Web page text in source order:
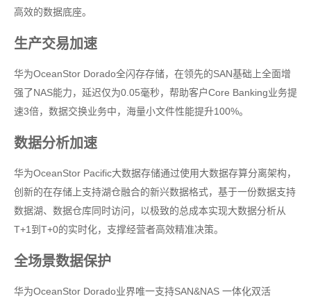
高效的数据底座。
生产交易加速
华为OceanStor Dorado全闪存存储，在领先的SAN基础上全面增
强了NAS能力，延迟仅为0.05毫秒，帮助客户Core Banking业务提
速3倍，数据交换业务中，海量小文件性能提升100%。
数据分析加速
华为OceanStor Pacific大数据存储通过使用大数据存算分离架构，
创新的在存储上支持湖仓融合的新兴数据格式，基于一份数据支持
数据湖、数据仓库同时访问，以极致的总成本实现大数据分析从
T+1到T+0的实时化，支撑经营者高效精准决策。
全场景数据保护
华为OceanStor Dorado业界唯一支持SAN&NAS 一体化双活